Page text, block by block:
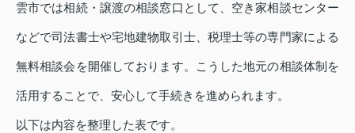
雲市では相続・譲渡の相談窓口として、空き家相談センター
などで司法書士や宅地建物取引士、税理士等の専門家による
無料相談会を開催しております。こうした地元の相談体制を
活用することで、安心して手続きを進められます。
以下は内容を整理した表です。